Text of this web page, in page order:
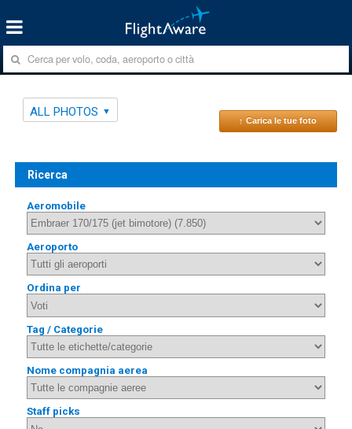
ALL PHOTOS
↑ Carica le tue foto
Ricerca
Aeromobile
Aeroporto
Ordina per
Tag / Categorie
Nome compagnia aerea
Staff picks